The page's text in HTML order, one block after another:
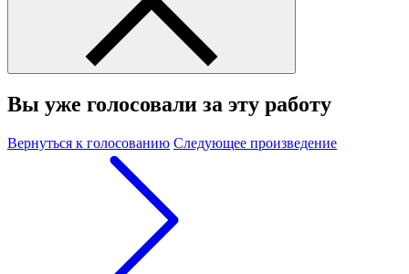
Вы уже голосовали за эту работу
Вернуться к голосованию Следующее произведение